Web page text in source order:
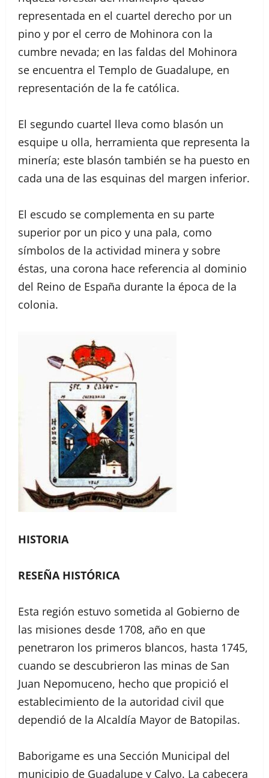
representada en el cuartel derecho por un
pino y por el cerro de Mohinora con la
cumbre nevada; en las faldas del Mohinora
se encuentra el Templo de Guadalupe, en
representación de la fe católica.
El segundo cuartel lleva como blasón un
esquipe u olla, herramienta que representa la
minería; este blasón también se ha puesto en
cada una de las esquinas del margen inferior.
El escudo se complementa en su parte
superior por un pico y una pala, como
símbolos de la actividad minera y sobre
éstas, una corona hace referencia al dominio
del Reino de España durante la época de la
colonia.
HISTORIA
RESEÑA HISTÓRICA
Esta región estuvo sometida al Gobierno de
las misiones desde 1708, año en que
penetraron los primeros blancos, hasta 1745,
cuando se descubrieron las minas de San
Juan Nepomuceno, hecho que propició el
establecimiento de la autoridad civil que
dependió de la Alcaldía Mayor de Batopilas.
Baborigame es una Sección Municipal del
municipio de Guadalupe y Calvo. La cabecera